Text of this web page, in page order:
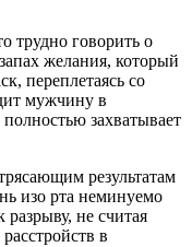
трудно говорить о
желания, который
переплетаясь со
мужчину в
захватывает
результатам
изо рта неминуемо
не считая
в